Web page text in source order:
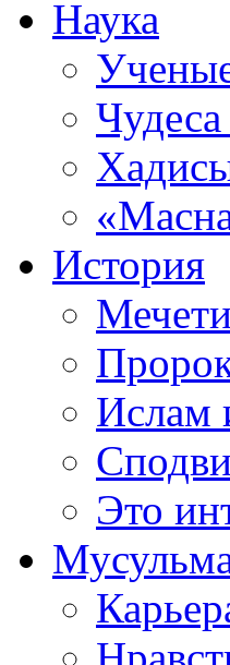
Наука
История
Ислам
Это